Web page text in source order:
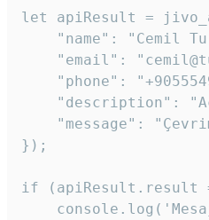
let apiResult =
"name": "Cemil
"email":
"phone":
"description":
"message":
});
if (apiResult.result